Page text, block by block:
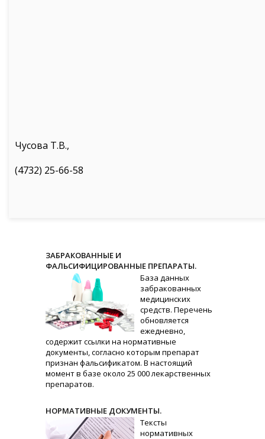
Чусова Т.В.,
(4732) 25-66-58
ЗАБРАКОВАННЫЕ И
ФАЛЬСИФИЦИРОВАННЫЕ ПРЕПАРАТЫ.
База данных
забракованных
медицинских
средств. Перечень
обновляется
ежедневно,
содержит ссылки на нормативные
документы, согласно которым препарат
признан фальсификатом. В настоящий
момент в базе около 25 000 лекарственных
препаратов.
НОРМАТИВНЫЕ ДОКУМЕНТЫ.
Тексты
нормативных